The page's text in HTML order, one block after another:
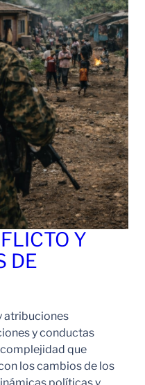
Y
DE
atribuciones
y conductas
que
los cambios de los